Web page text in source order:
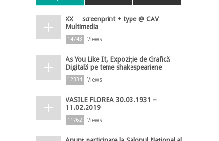
XX ─ screenprint + type @ CAV
Multimedia
14743 Views
As You Like It, Expoziție de Grafică
Digitală pe teme shakespeariene
12334 Views
VASILE FLOREA 30.03.1931 –
11.02.2019
11762 Views